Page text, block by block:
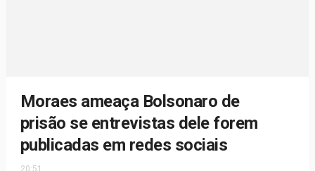
Moraes ameaça Bolsonaro de
prisão se entrevistas dele forem
publicadas em redes sociais
20:51